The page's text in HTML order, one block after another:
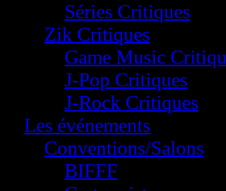
Séries Critiques
Zik Critiques
Game Music
J-Pop Critiques
J-Rock Critiques
Les événements
Conventions/Salons
BIFFF